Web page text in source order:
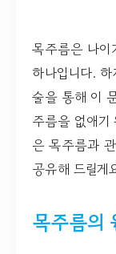
목주름은 나이
하나입니다.
술을 통해 이
주름을 없애기
은 목주름과
공유해 드릴게
목주름의